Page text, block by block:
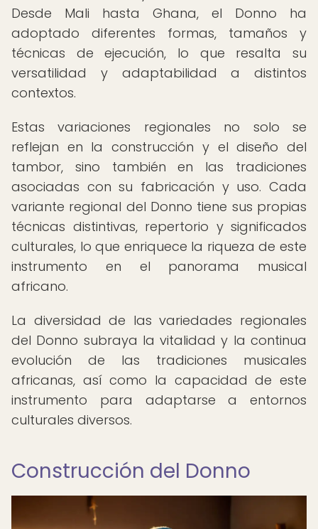
Desde Mali hasta Ghana, el Donno ha
adoptado diferentes formas, tamaños y
técnicas de ejecución, lo que resalta su
versatilidad y adaptabilidad a distintos
contextos.
Estas variaciones regionales no solo se
reflejan en la construcción y el diseño del
tambor, sino también en las tradiciones
asociadas con su fabricación y uso. Cada
variante regional del Donno tiene sus propias
técnicas distintivas, repertorio y significados
culturales, lo que enriquece la riqueza de este
instrumento en el panorama musical
africano.
La diversidad de las variedades regionales
del Donno subraya la vitalidad y la continua
evolución de las tradiciones musicales
africanas, así como la capacidad de este
instrumento para adaptarse a entornos
culturales diversos.
Construcción del Donno